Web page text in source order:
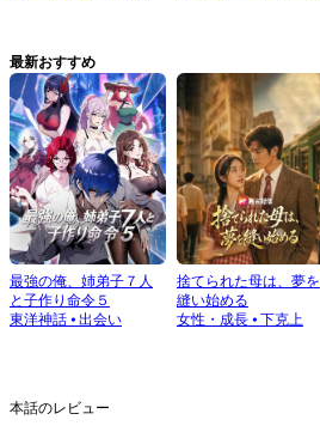
最新おすすめ
最強の俺、姉弟子７人
と子作り命令５
東洋神話 ⦁ 出会い
捨てられた母は、夢を
縫い始める
女性・成長⦁ 下克上
本話のレビュー